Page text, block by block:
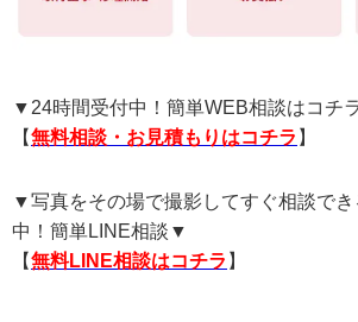
▼24時間受付中！簡単WEB相談はコチ
【無料相談・お見積もりはコチラ 】
▼写真をその場で撮影してすぐ相談で
中！簡単LINE相談▼
【無料LINE相談はコチラ 】